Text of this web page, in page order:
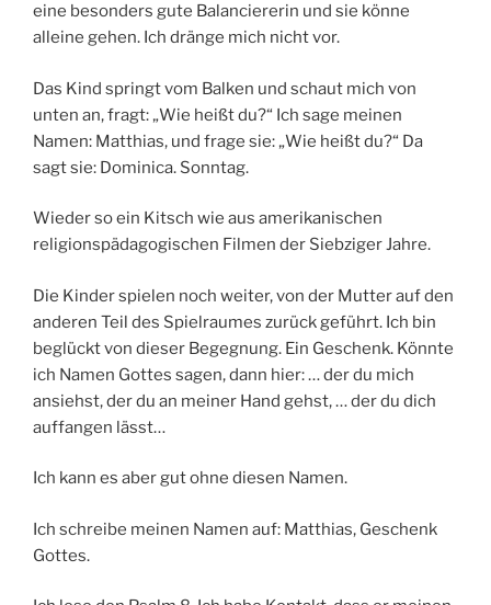
eine besonders gute Balanciererin und sie könne
alleine gehen. Ich dränge mich nicht vor.
Das Kind springt vom Balken und schaut mich von
unten an, fragt: „Wie heißt du?“ Ich sage meinen
Namen: Matthias, und frage sie: „Wie heißt du?“ Da
sagt sie: Dominica. Sonntag.
Wieder so ein Kitsch wie aus amerikanischen
religionspädagogischen Filmen der Siebziger Jahre.
Die Kinder spielen noch weiter, von der Mutter auf den
anderen Teil des Spielraumes zurück geführt. Ich bin
beglückt von dieser Begegnung. Ein Geschenk. Könnte
ich Namen Gottes sagen, dann hier: … der du mich
ansiehst, der du an meiner Hand gehst, … der du dich
auffangen lässt…
Ich kann es aber gut ohne diesen Namen.
Ich schreibe meinen Namen auf: Matthias, Geschenk
Gottes.